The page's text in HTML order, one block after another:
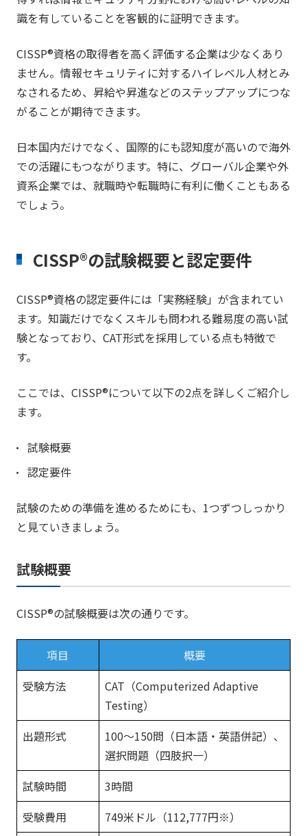
識を有していることを客観的に証明できます。
CISSP®資格の取得者を高く評価する企業は少なくあり
ません。情報セキュリティに対するハイレベル人材とみ
なされるため、昇給や昇進などのステップアップにつな
がることが期待できます。
日本国内だけでなく、国際的にも認知度が高いので海外
での活躍にもつながります。特に、グローバル企業や外
資系企業では、就職時や転職時に有利に働くこともある
でしょう。
CISSP®の試験概要と認定要件
CISSP®資格の認定要件には「実務経験」が含まれてい
ます。知識だけでなくスキルも問われる難易度の高い試
験となっており、CAT形式を採用している点も特徴で
す。
ここでは、CISSP®について以下の2点を詳しくご紹介し
ます。
試験概要
認定要件
試験のための準備を進めるためにも、1つずつしっかり
と見ていきましょう。
試験概要
CISSP®の試験概要は次の通りです。
項目
概要
受験方法
CAT（Computerized Adaptive
Testing）
出題形式
100～150問（日本語・英語併記）、
選択問題（四肢択一）
試験時間
3時間
受験費用
749米ドル（112,777円※）